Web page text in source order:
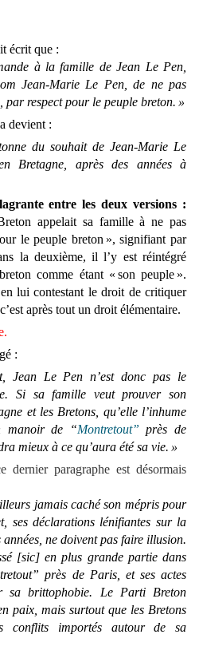
écrit que :
à la famille de Jean Le Pen,
Jean-Marie Le Pen, de ne pas
par respect pour le peuple breton. »
devient :
du souhait de Jean-Marie Le
Bretagne, après des années à
entre les deux versions :
appelait sa famille à ne pas
le peuple breton », signifiant par
la deuxième, il l’y est réintégré
comme étant « son peuple ».
lui contestant le droit de critiquer
après tout un droit élémentaire.
:
Jean Le Pen n’est donc pas le
Si sa famille veut prouver son
et les Bretons, qu’elle l’inhume
manoir de “Montretout” près de
mieux à ce qu’aura été sa vie. »
paragraphe est désormais
jamais caché son mépris pour
ses déclarations lénifiantes sur la
années, ne doivent pas faire illusion.
[sic] en plus grande partie dans
près de Paris, et ses actes
sa brittophobie. Le Parti Breton
paix, mais surtout que les Bretons
conflits importés autour de sa